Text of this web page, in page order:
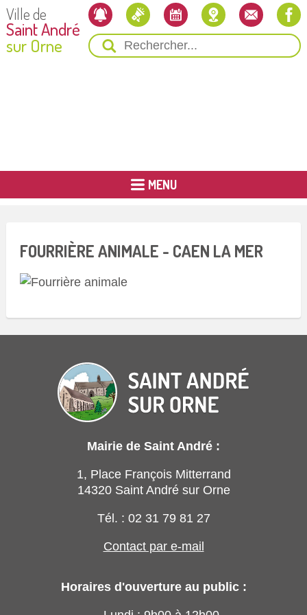
Ville de
Saint André
sur Orne
MENU
FOURRIÈRE ANIMALE - CAEN LA MER
Mairie de Saint André :
1, Place François Mitterrand
14320 Saint André sur Orne
Tél. : 02 31 79 81 27
Contact par e-mail
Horaires d'ouverture au public :